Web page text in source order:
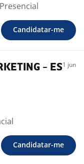
Presencial
Candidatar-me
- ES1 jun
Candidatar-me